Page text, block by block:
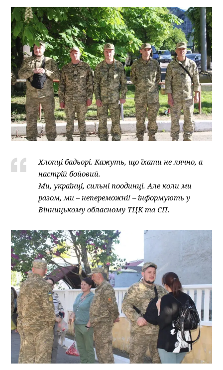
Хлопці бадьорі. Кажуть, що їхати не лячно, а
настрій бойовий.
Ми, українці, сильні поодинці. Але коли ми
разом, ми – непереможні! – інформують у
Вінницькому обласному ТЦК та СП.